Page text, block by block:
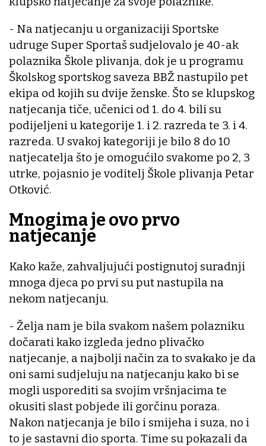
- Na natjecanju u organizaciji Sportske
udruge Super Sportaš sudjelovalo je 40-ak
polaznika Škole plivanja, dok je u programu
Školskog sportskog saveza BBŽ nastupilo pet
ekipa od kojih su dvije ženske. Što se klupskog
natjecanja tiče, učenici od 1. do 4. bili su
podijeljeni u kategorije 1. i 2. razreda te 3. i 4.
razreda. U svakoj kategoriji je bilo 8 do 10
natjecatelja što je omogućilo svakome po 2, 3
utrke, pojasnio je voditelj Škole plivanja Petar
Otković.
Mnogima je ovo prvo
natjecanje
Kako kaže, zahvaljujući postignutoj suradnji
mnoga djeca po prvi su put nastupila na
nekom natjecanju.
- Želja nam je bila svakom našem polazniku
dočarati kako izgleda jedno plivačko
natjecanje, a najbolji način za to svakako je da
oni sami sudjeluju na natjecanju kako bi se
mogli usporediti sa svojim vršnjacima te
okusiti slast pobjede ili gorčinu poraza.
Nakon natjecanja je bilo i smijeha i suza, no i
to je sastavni dio sporta. Time su pokazali da